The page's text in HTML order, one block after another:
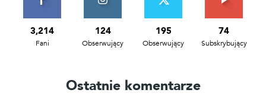
3,214
Fani
124
Obserwujący
195
Obserwujący
74
Subskrybujący
Ostatnie komentarze